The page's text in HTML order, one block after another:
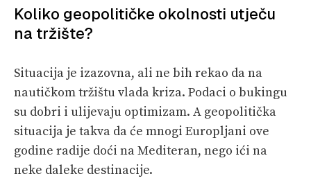
Koliko geopolitičke okolnosti utječu
na tržište?
Situacija je izazovna, ali ne bih rekao da na
nautičkom tržištu vlada kriza. Podaci o bukingu
su dobri i ulijevaju optimizam. A geopolitička
situacija je takva da će mnogi Europljani ove
godine radije doći na Mediteran, nego ići na
neke daleke destinacije.